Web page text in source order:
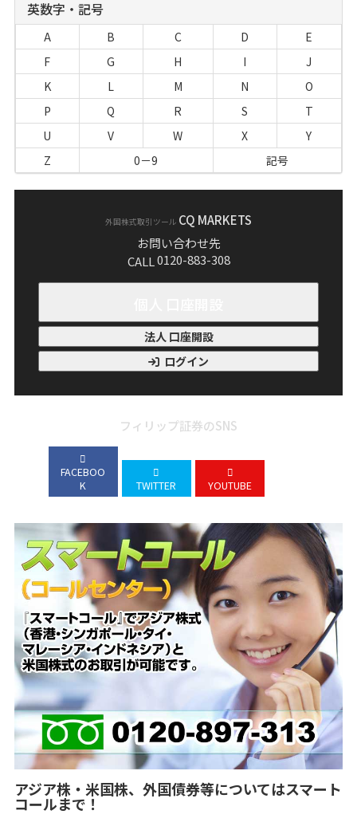
英数字・記号
A B C D
E
F
G H I
J
K
L M N
O
P
Q R S
T
U
V W X
Y
Z
0－9 記号
外国株式取引ツール CQ MARKETS
お問い合わせ先
CALL0120-883-308
法人 口座開設
ログイン
フィリップ証券のSNS
FACEBOO
K
TWITTER YOUTUBE
アジア株・米国株、外国債券等についてはスマート
コールまで！